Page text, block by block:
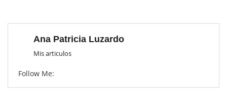
Ana Patricia Luzardo
Mis articulos
Follow Me: